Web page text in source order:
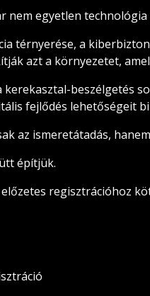
nem egyetlen
térnyerése, a
azt a környezetet,
kerekasztal-beszélgetés
fejlődés lehetőségeit
az ismeretátadás,
építjük.
regisztrációhoz